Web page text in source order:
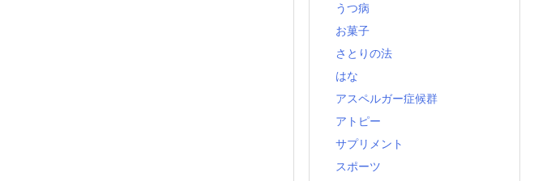
うつ病
お菓子
さとりの法
はな
アスペルガー症候群
アトピー
サプリメント
スポーツ